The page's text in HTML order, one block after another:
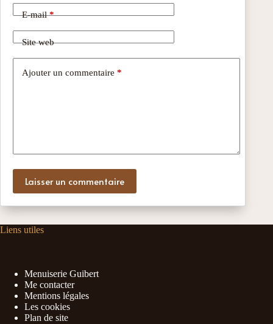
E-mail*
Site web
Ajouter un commentaire *
Laisser un commentaire
Liens utiles
Menuiserie Guibert
Me contacter
Mentions légales
Les cookies
Plan de site